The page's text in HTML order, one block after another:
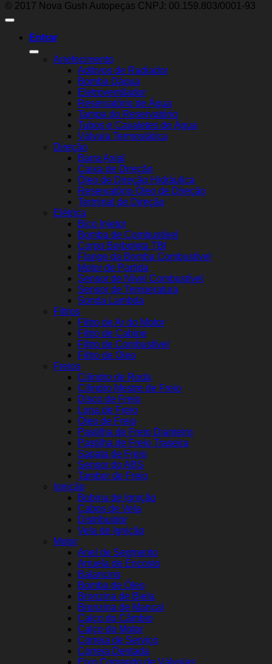
© 2017 Nova Gush Autopeças CNPJ: 00.159.803/0001-93
Entrar
Arrefecimento
Aditivos de Radiador
Bomba Dágua
Eletroventilador
Reservatório de Água
Tampa do Reservatório
Tubos e Cavaletes de Água
Válvula Termostática
Direção
Barra Axial
Caixa de Direção
Óleo de Direção Hidráulica
Reservatório Óleo de Direção
Terminal de Direção
Elétrica
Bico Injetor
Bomba de Combustível
Corpo Borboleta TBI
Flange da Bomba Combustível
Motor de Partida
Sensor de Nível Combustível
Sensor de Temperatura
Sonda Lambda
Filtros
Filtro de Ar do Motor
Filtro de Cabine
Filtro de Combustível
Filtro de Óleo
Freios
Cilindro de Roda
Cilindro Mestre de Freio
Disco de Freio
Lona de Freio
Óleo de Freio
Pastilha de Freio Dianteiro
Pastilha de Freio Traseira
Sapata de Freio
Sensor do ABS
Tambor de Freio
Ignição
Bobina de Ignição
Cabos de Vela
Distribuidor
Vela de Ignição
Motor
Anel de Segmento
Arruela de Encosto
Balancins
Bomba de Óleo
Bronzina de Biela
Bronzina de Mancal
Calço do Câmbio
Calço do Motor
Correia de Serviço
Correia Dentada
Eixo Comando de Válvulas